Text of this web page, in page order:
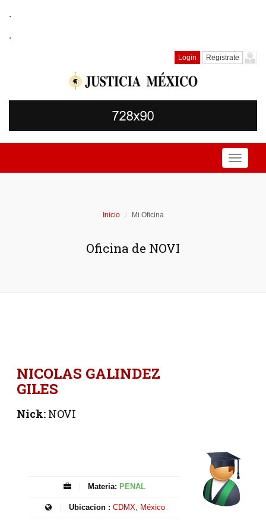
.
.
Login Registrate
Toggle
Inicio Mi Oficina
Oficina de NOVI
NICOLAS GALINDEZ
GILES
Nick:NOVI
Materia: PENAL
Ubicacion : CDMX, México